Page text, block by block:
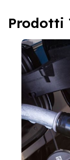
Prodotti